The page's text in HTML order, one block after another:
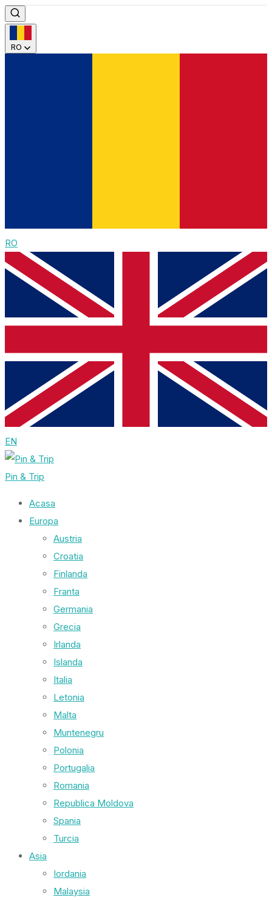
RO
RO
EN
Pin & Trip
Acasa
Europa
Austria
Croatia
Finlanda
Franta
Germania
Grecia
Irlanda
Islanda
Italia
Letonia
Malta
Muntenegru
Polonia
Portugalia
Romania
Republica Moldova
Spania
Turcia
Asia
Iordania
Malaysia